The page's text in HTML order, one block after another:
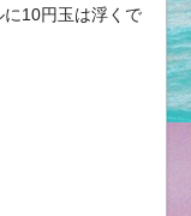
10円玉は浮くで